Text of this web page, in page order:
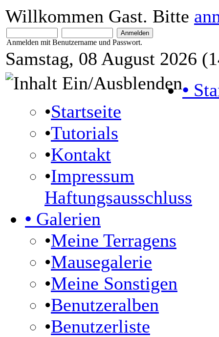
Willkommen Gast. Bitte
Anmelden mit Benutzername und Passwort.
Samstag, 08 August 2026
•
•Startseite
•Tutorials
•Kontakt
•Impressum
Haftungsausschluss
• Galerien
•Meine Terragens
•Mausegalerie
•Meine Sonstigen
•Benutzeralben
•Benutzerliste